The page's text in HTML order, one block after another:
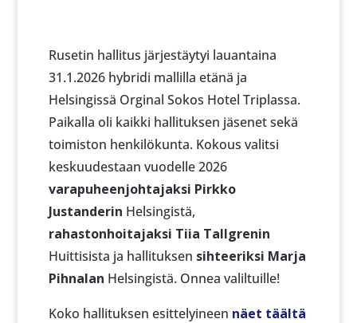
Rusetin hallitus järjestäytyi lauantaina
31.1.2026 hybridi mallilla etänä ja
Helsingissä Orginal Sokos Hotel Triplassa.
Paikalla oli kaikki hallituksen jäsenet sekä
toimiston henkilökunta. Kokous valitsi
keskuudestaan vuodelle 2026
varapuheenjohtajaksi Pirkko
Justanderin Helsingistä,
rahastonhoitajaksi Tiia Tallgrenin
Huittisista ja hallituksen sihteeriksi Marja
Pihnalan Helsingistä. Onnea valiltuille!
Koko hallituksen esittelyineen näet täältä